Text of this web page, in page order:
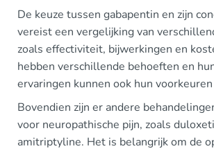
De keuze tussen gabapentin en zijn
vereist een vergelijking van
zoals effectiviteit, bijwerkingen en
hebben verschillende behoeften en
ervaringen kunnen ook hun
Bovendien zijn er andere
voor neuropathische pijn, zoals
amitriptyline. Het is belangrijk om de